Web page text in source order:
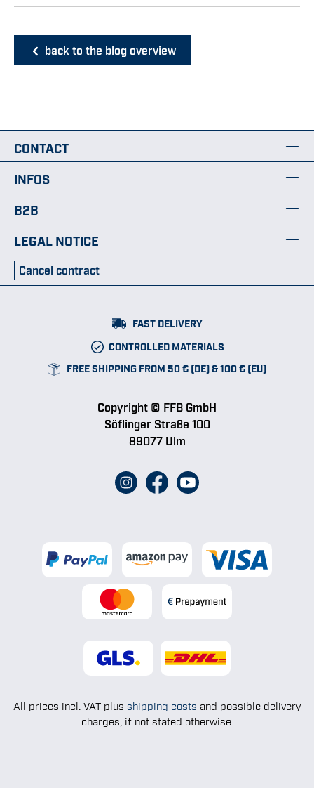
back to the blog overview
CONTACT
INFOS
B2B
LEGAL NOTICE
Cancel contract
FAST DELIVERY
CONTROLLED MATERIALS
FREE SHIPPING FROM 50 € (DE) & 100 € (EU)
Copyright © FFB GmbH
Söflinger Straße 100
89077 Ulm
All prices incl. VAT plus shipping costs and possible delivery
charges, if not stated otherwise.